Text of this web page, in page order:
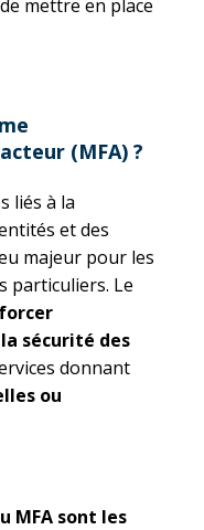
mettre en place
(MFA) ?
liés à la
et des
majeur pour les
particuliers. Le
sécurité des
donnant
ou
MFA sont les